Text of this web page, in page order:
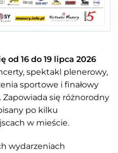
od 16 do 19 lipca 2026
spektakl plenerowy,
sportowe i finałowy
. Zapowiada się różnorodny
po kilku
w mieście.
wydarzeniach